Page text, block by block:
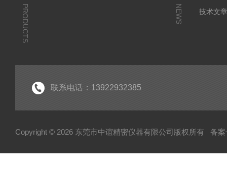
PRODUCTS NEWS
技术文
联系电话：13922932385
Copyright © 2026 东莞市中谊精密仪器有限公司版权所有 备案